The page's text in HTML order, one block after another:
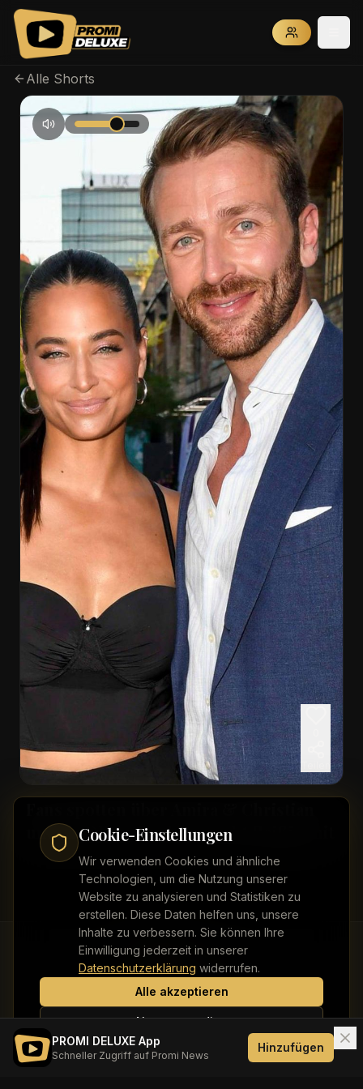
Cookie-Einstellungen
Wir verwenden Cookies und ähnliche
Technologien, um die Nutzung unserer
Website zu analysieren und Statistiken zu
erstellen. Diese Daten helfen uns, unsere
Inhalte zu verbessern. Sie können Ihre
Einwilligung jederzeit in unserer
Datenschutzerklärung widerrufen.
Alle akzeptieren
Nur notwendige
PROMI DELUXE App
Schneller Zugriff auf Promi News
Hinzufügen
Alle Shorts
und Ex Oliver Pocher macht fleißig mit
ImpressumDatenschutzWerbung buchen